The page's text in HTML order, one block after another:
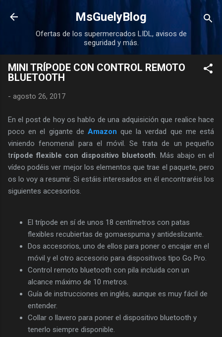
Ir al contenido principal
MsGuelyBlog
Ofertas de los supermercados LIDL, avisos de
seguridad y más.
MINI TRÍPODE CON CONTROL REMOTO
BLUETOOTH
- agosto 26, 2017
En el post de hoy os hablo de una adquisición que realice hace
poco en el gigante de Amazon que la verdad que me está
viniendo fenomenal para el móvil. Se trata de un pequeño
trípode flexible con dispositivo bluetooth . Más abajo en el
vídeo podéis ver mejor los elementos que trae el paquete, pero
os lo voy a resumir. Si estáis interesados en él encontraréis los
siguientes accesorios.
El trípode en sí de unos 18 centímetros con patas
flexibles recubiertas de gomaespuma y antideslizante.
Dos accesorios, uno de ellos para poner o encajar en el
móvil y el otro accesorio para dispositivos tipo Go Pro.
Control remoto bluetooth con pila incluida con un
alcance máximo de 10 metros.
Guía de instrucciones en inglés, aunque es muy fácil de
entender.
Collar o llavero para poner el dispositivo bluetooth y
tenerlo siempre disponible.